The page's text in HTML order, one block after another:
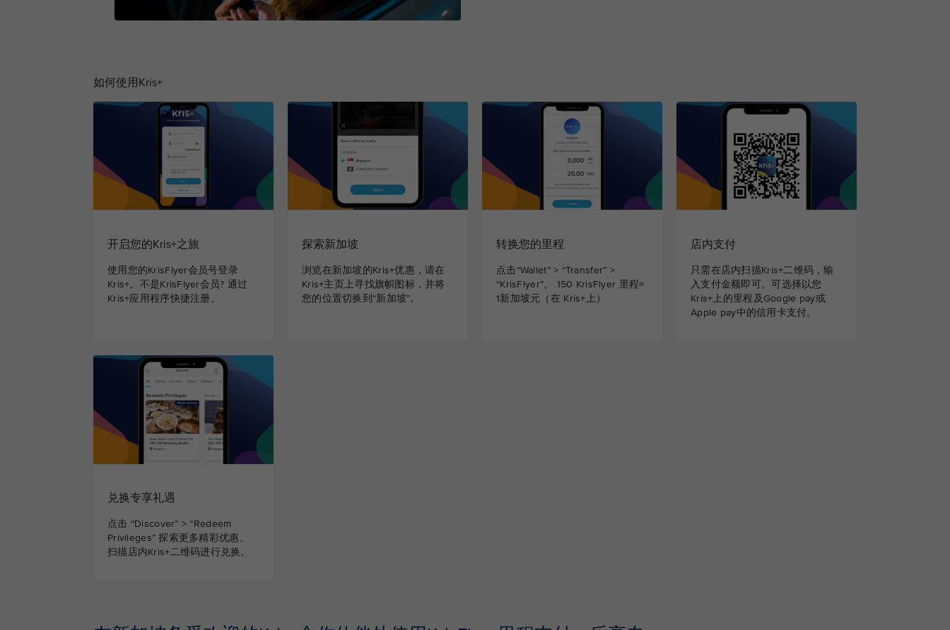
如何使用Kris+
开启您的Kris+之旅
使用您的KrisFlyer会员号登录
Kris+。不是KrisFlyer会员? 通过
Kris+应用程序快捷注册。
探索新加坡
浏览在新加坡的Kris+优惠，请在
Kris+主页上寻找旗帜图标，并将
您的位置切换到“新加坡”。
转换您的里程
点击“Wallet” > “Transfer” >
“KrisFlyer”。 150 KrisFlyer 里程=
1新加坡元（在 Kris+上）
店内支付
只需在店内扫描Kris+二维码，输
入支付金额即可。可选择以您
Kris+上的里程及Google pay或
Apple pay中的信用卡支付。
兑换专享礼遇
点击 “Discover” > “Redeem
Privileges” 探索更多精彩优惠。
扫描店内Kris+二维码进行兑换。